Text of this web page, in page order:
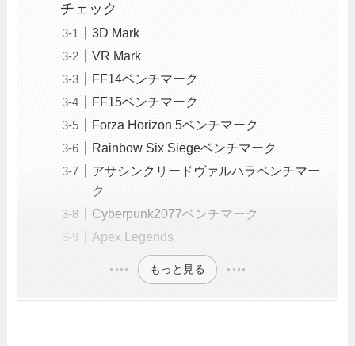
チェック
3D Mark
VR Mark
FF14ベンチマーク
FF15ベンチマーク
Forza Horizon 5ベンチマーク
Rainbow Six Siegeベンチマーク
アサシンクリードヴァルハラベンチマー
ク
Cyberpunk2077ベンチマーク
Apex Legends
もっと見る